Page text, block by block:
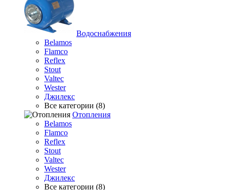
Водоснабжения
Belamos
Flamco
Reflex
Stout
Valtec
Wester
Джилекс
Все категории (8)
Отопления
Belamos
Flamco
Reflex
Stout
Valtec
Wester
Джилекс
Все категории (8)